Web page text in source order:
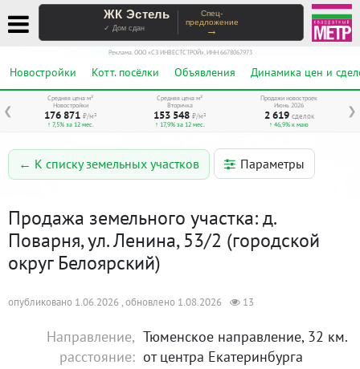
ЖК Эстель
✓ Дом сдан
Спец-
предложение
→
Реклама. ООО «СЗ ИНВЕСТСТРОЙ», ИНН 6678067973
Новостройки Котт. посёлки Объявления Динамика цен и
❮ ❯
Средняя цена м²
Новостройки
176 871 ₽/м²
↑ 7,5% за 12 мес.
Средняя цена м²
Вторичка
153 548 ₽/м²
↑ 17,9% за 12 мес.
Продажи новостроек
Июнь 2026
2 619 сделок
↑ 46,9% к маю
← К списку земельных участков Параметры
Продажа земельного участка: д.
Поварня, ул. Ленина, 53/2 (городской
округ Белоярский)
опубликовано 1.06.2026 , обновлено 1.08.2026 13
Направление,
расстояние:
Тюменское направление, 32 км.
от центра Екатеринбурга